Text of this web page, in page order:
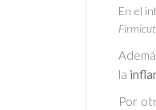
En el
la
Por